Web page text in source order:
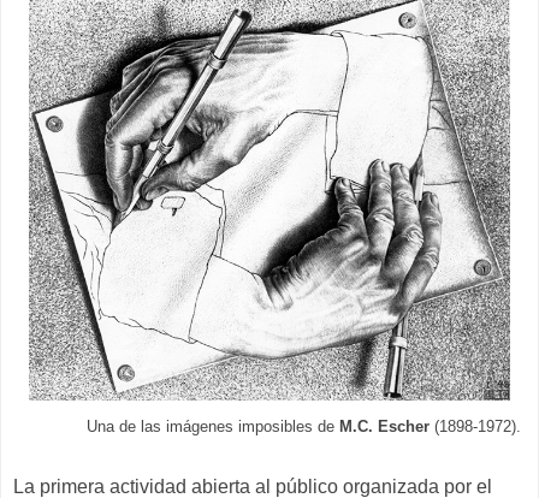
Una de las imágenes imposibles de M.C. Escher (1898-1972).
La primera actividad abierta al público organizada por el